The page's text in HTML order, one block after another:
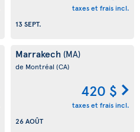
taxes et frais incl.
13 SEPT.
Marrakech (MA)
de Montréal (CA)
420 $
taxes et frais incl.
26 AOÛT